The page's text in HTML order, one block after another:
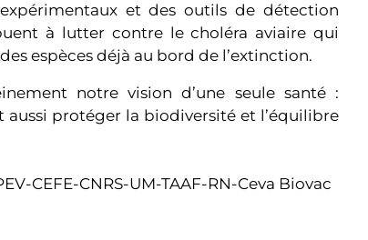
et des outils de détection
à lutter contre le choléra aviaire qui
espèces déjà au bord de l’extinction.
notre vision d’une seule santé :
aussi protéger la biodiversité et l’équilibre
CEFE-CNRS-UM-TAAF-RN-Ceva Biovac